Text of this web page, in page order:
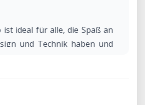
ist ideal für alle, die Spaß an
und Technik haben und